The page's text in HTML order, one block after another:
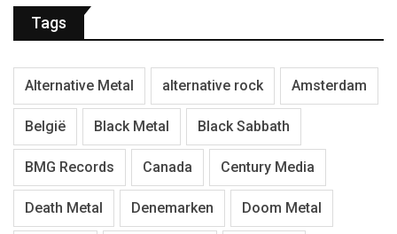
Tags
Alternative Metal alternative rock Amsterdam
België Black Metal Black Sabbath
BMG Records Canada Century Media
Death Metal Denemarken Doom Metal